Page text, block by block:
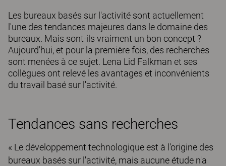
Les bureaux basés sur l'activité sont actuellement
l'une des tendances majeures dans le domaine des
bureaux. Mais sont-ils vraiment un bon concept ?
Aujourd'hui, et pour la première fois, des recherches
sont menées à ce sujet. Lena Lid Falkman et ses
collègues ont relevé les avantages et inconvénients
du travail basé sur l'activité.
Tendances sans recherches
« Le développement technologique est à l'origine des
bureaux basés sur l'activité, mais aucune étude n'a